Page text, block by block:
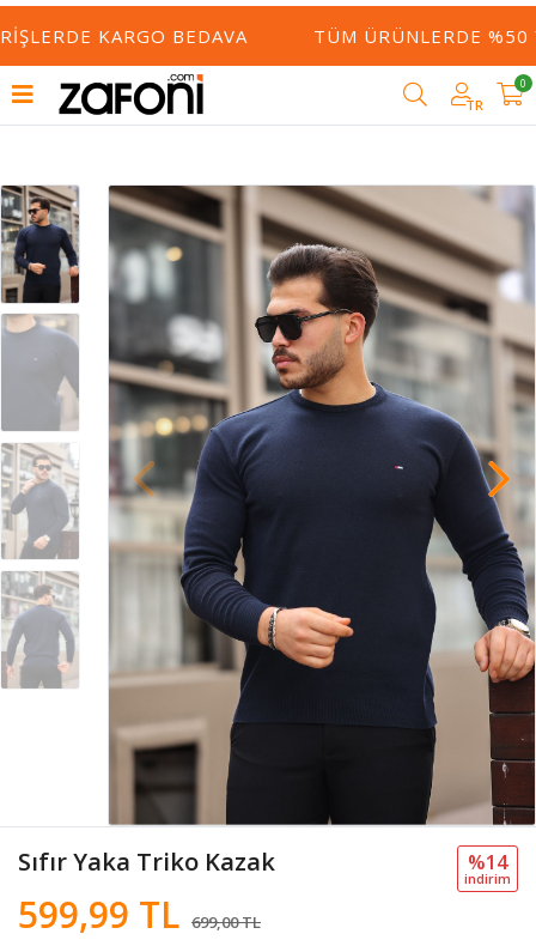
KARGO BEDAVA TÜM ÜRÜNLERDE %50
TR
0
Sıfır Yaka Triko Kazak
599,99 TL 699,00 TL
%14
i̇ndi̇ri̇m